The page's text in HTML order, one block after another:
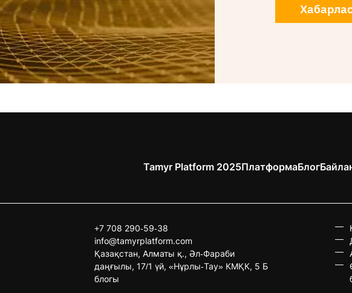
Tamyr Platform 2025ПлатформаБлог
+7 708 290-59-38
info@tamyrplatform.com
Қазақстан, Алматы қ., Әл-Фараби
даңғылы, 17/1 үй, «Нұрлы-Тау» КМҚК, 5 Б
блогы